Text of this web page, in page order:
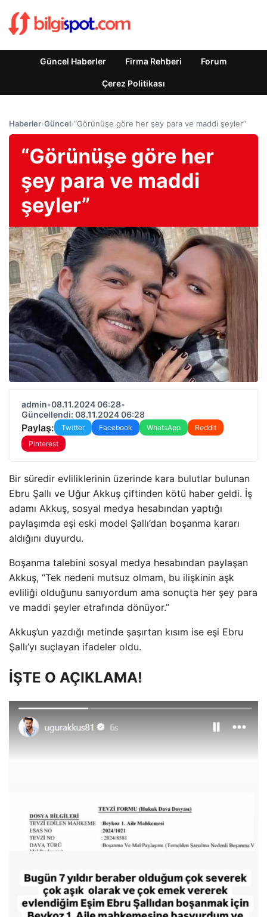
Güncel Haberler Firma Rehberi Forum
Çerez Politikası
Haberler›Güncel›“Görünüşe göre her şey para ve maddi şeyler”
“Görünüşe göre her
şey para ve maddi
şeyler”
admin•08.11.2024 06:28•
Güncellendi: 08.11.2024 06:28
Paylaş: Twitter Facebook WhatsApp
Reddit
Pinterest
Bir süredir evliliklerinin üzerinde kara bulutlar bulunan
Ebru Şallı ve Uğur Akkuş çiftinden kötü haber geldi. İş
adamı Akkuş, sosyal medya hesabından yaptığı
paylaşımda eşi eski model Şallı’dan boşanma kararı
aldığını duyurdu.
Boşanma talebini sosyal medya hesabından paylaşan
Akkuş, “Tek nedeni mutsuz olmam, bu ilişkinin aşk
evliliği olduğunu sanıyordum ama sonuçta her şey para
ve maddi şeyler etrafında dönüyor.”
Akkuş’un yazdığı metinde şaşırtan kısım ise eşi Ebru
Şallı’yı suçlayan ifadeler oldu.
İŞTE O AÇIKLAMA!